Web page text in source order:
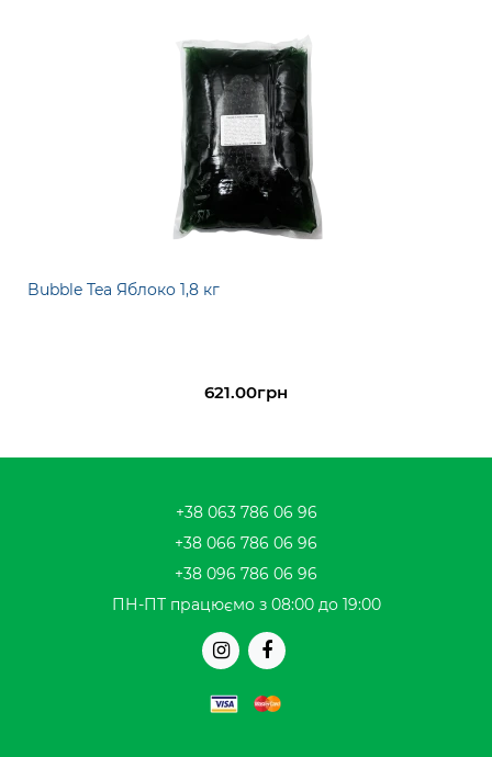
Bubble Tea Яблоко 1,8 кг
621.00грн
+38 063 786 06 96
+38 066 786 06 96
+38 096 786 06 96
ПН-ПТ працюємо з 08:00 до 19:00